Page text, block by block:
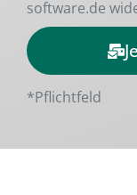
software.de
Alternative:
*Pflichtfeld